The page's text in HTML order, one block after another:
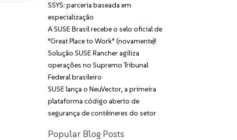
SSYS: parceria baseada em
especialização
A SUSE Brasil recebe o selo oficial de
“Great Place to Work” (novamente)!
Solução SUSE Rancher agiliza
operações no Supremo Tribunal
Federal brasileiro
SUSE lança o NeuVector, a primeira
plataforma código aberto de
segurança de contêineres do setor
Popular Blog Posts